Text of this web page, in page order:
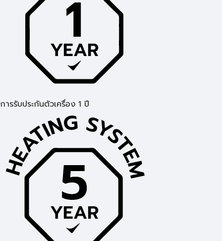
การรับประกันตัวเครื่อง 1 ปี